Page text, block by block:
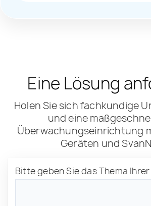
Eine Lösung
Holen Sie sich fachkundige
und eine
Überwachungseinrichtung
Geräten und
Bitte geben Sie das Thema